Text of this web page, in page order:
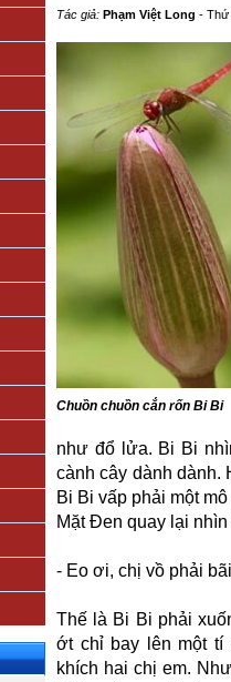
Tác giả: Phạm Việt Long - Thứ
Chuồn chuồn cắn rốn Bi Bi
như đổ lửa. Bi Bi
cành cây dành dành.
Bi Bi vấp phải một
Mặt Đen quay lại nhìn
- Eo ơi, chị vồ phải
Thế là Bi Bi phải
ớt chỉ bay lên một tí
khích hai chị em.